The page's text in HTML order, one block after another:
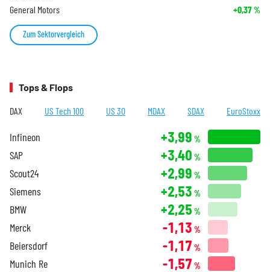
General Motors +0,37%
Zum Sektorvergleich
Tops & Flops
DAX US Tech 100 US 30 MDAX SDAX EuroStoxx
Infineon +3,99 %
SAP +3,40 %
Scout24 +2,99 %
Siemens +2,53 %
BMW +2,25 %
Merck -1,13 %
Beiersdorf -1,17 %
Munich Re -1,57 %